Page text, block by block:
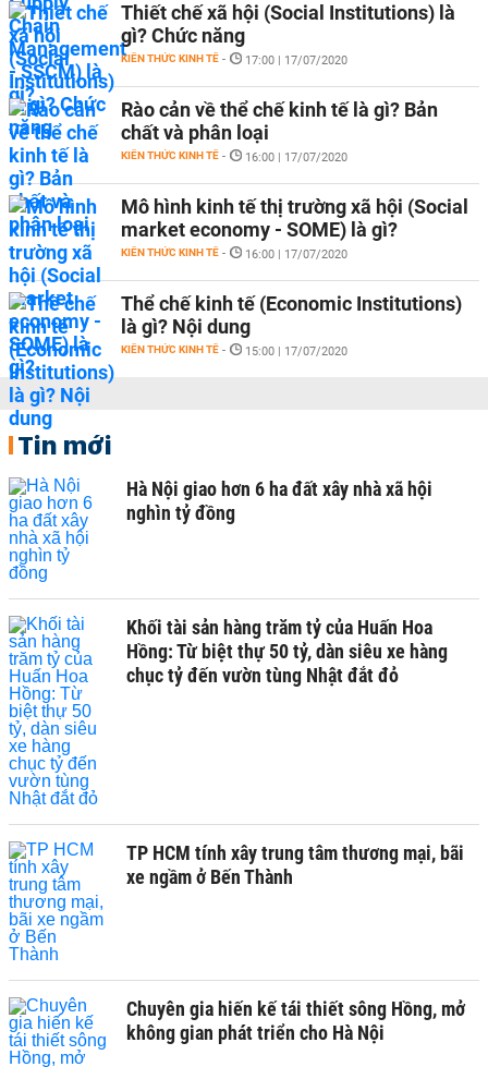
Thiết chế xã hội (Social Institutions) là
gì? Chức năng
KIẾN THỨC KINH TẾ - 17:00 | 17/07/2020
Rào cản về thể chế kinh tế là gì? Bản
chất và phân loại
KIẾN THỨC KINH TẾ - 16:00 | 17/07/2020
Mô hình kinh tế thị trường xã hội (Social
market economy - SOME) là gì?
KIẾN THỨC KINH TẾ - 16:00 | 17/07/2020
Thể chế kinh tế (Economic Institutions)
là gì? Nội dung
KIẾN THỨC KINH TẾ - 15:00 | 17/07/2020
Tin mới
Hà Nội giao hơn 6 ha đất xây nhà xã hội
nghìn tỷ đồng
Khối tài sản hàng trăm tỷ của Huấn Hoa
Hồng: Từ biệt thự 50 tỷ, dàn siêu xe hàng
chục tỷ đến vườn tùng Nhật đắt đỏ
TP HCM tính xây trung tâm thương mại, bãi
xe ngầm ở Bến Thành
Chuyên gia hiến kế tái thiết sông Hồng, mở
không gian phát triển cho Hà Nội